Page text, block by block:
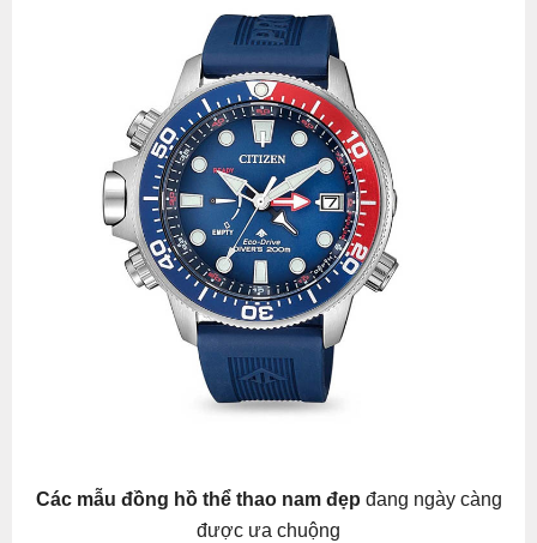
Các mẫu đồng hồ thể thao nam đẹp đang ngày càng
được ưa chuộng